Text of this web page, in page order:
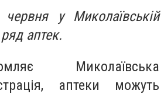
у Миколаївській
аптек.
Миколаївська
аптеки можуть